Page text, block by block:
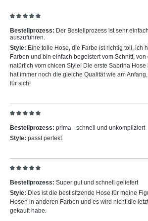
Bestellprozess: Der Bestellprozess ist sehr
auszuführen.
Style: Eine tolle Hose, die Farbe ist richtig toll, ich
Farben und bin einfach begeistert vom Schnitt,
natürlich vom chicen Style! Die erste Sabrina Hose
hat immer noch die gleiche Qualität wie am
für sich!
Bestellprozess: prima - schnell und unkompliziert
Style: passt perfekt
Bestellprozess: Super gut und schnell geliefert
Style: Dies ist die best sitzende Hose für meine
Hosen in anderen Farben und es wird nicht die
gekauft habe.